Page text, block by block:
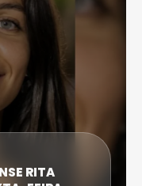
RITA